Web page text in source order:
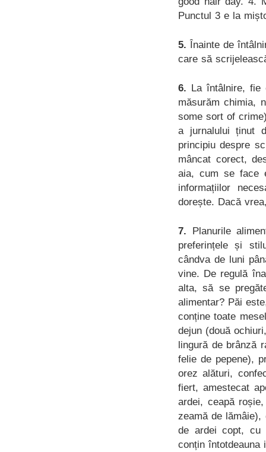
Punctul 3 e la
5. Înainte de
care să
6. La întâlnire, fie
măsurăm chimia,
some sort of
a jurnalului ținut
principiu despre
mâncat corect,
aia, cum se face
informațiilor
dorește. Dacă
7. Planurile
preferințele și
cândva de luni
vine. De regulă
alta, să se
alimentar? Păi
conține toate
dejun (două
lingură de brânză
felie de pepene),
orez alături,
fiert, amestecat
ardei, ceapă
zeamă de
de ardei copt, cu
conțin întotdeauna